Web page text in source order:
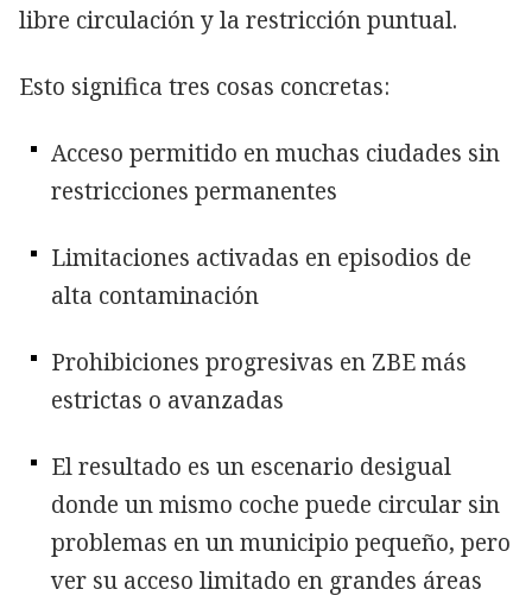
libre circulación y la restricción puntual.
Esto significa tres cosas concretas:
Acceso permitido en muchas ciudades sin
restricciones permanentes
Limitaciones activadas en episodios de
alta contaminación
Prohibiciones progresivas en ZBE más
estrictas o avanzadas
El resultado es un escenario desigual
donde un mismo coche puede circular sin
problemas en un municipio pequeño, pero
ver su acceso limitado en grandes áreas